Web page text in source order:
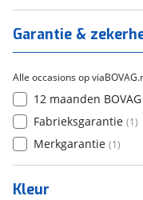
Garantie &
Alle occasions op
12 maanden
Fabrieksgarantie (1)
Merkgarantie (1)
Kleur